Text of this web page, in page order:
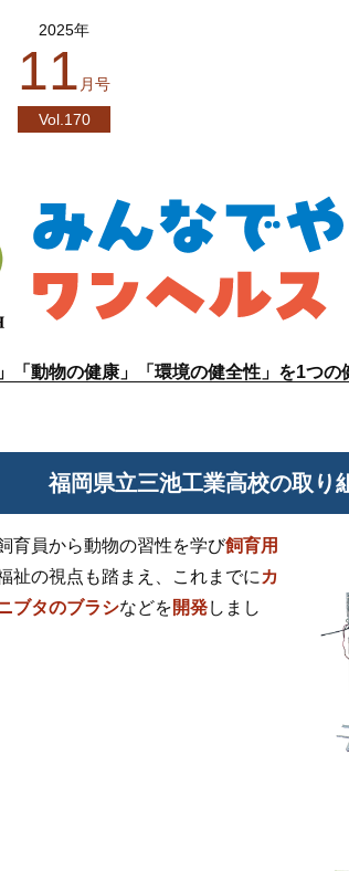
2025年
11 月号
Vol.170
「動物の健康」「環境の健全性」を1つ
福岡県立三池工業高校の取り
育員から動物の習性を学び飼育用
祉の視点も踏まえ、これまでに カ
ブタのブラシなどを開発しまし